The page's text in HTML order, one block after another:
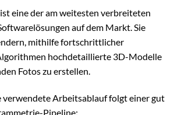
eine der am weitesten verbreiteten
auf dem Markt. Sie
mithilfe fortschrittlicher
hochdetaillierte 3D-Modelle
Fotos zu erstellen.
verwendete Arbeitsablauf folgt einer gut
Pipeline: